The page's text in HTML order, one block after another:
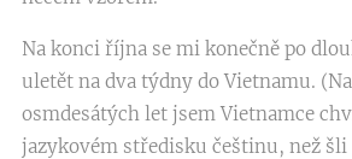
Na konci října se mi konečně po
uletět na dva týdny do Vietnamu.
osmdesátých let jsem Vietnamce
jazykovém středisku češtinu, než šli